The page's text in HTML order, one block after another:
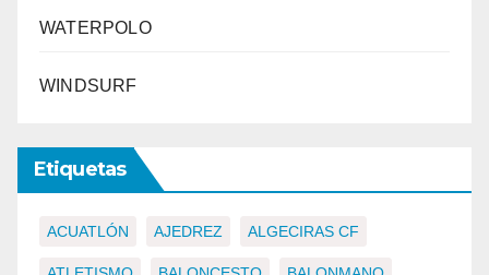
WATERPOLO
WINDSURF
Etiquetas
ACUATLÓN AJEDREZ ALGECIRAS CF